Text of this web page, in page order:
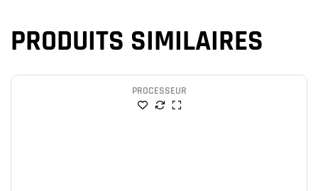
PRODUITS SIMILAIRES
PROCESSEUR